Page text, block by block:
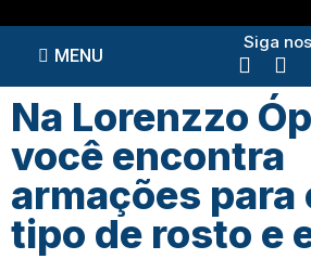
MENU
Siga
Na Lorenzzo
você encontra
armações para
tipo de rosto e